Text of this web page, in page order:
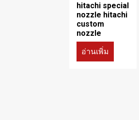
hitachi special
nozzle hitachi
custom
nozzle
อ่านเพิ่ม